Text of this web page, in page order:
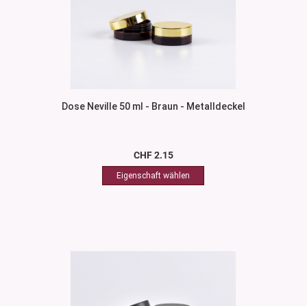
Dose Neville 50 ml - Braun - Metalldeckel
CHF 2.15